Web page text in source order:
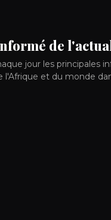
de
jour les principales
l'Afrique et du monde